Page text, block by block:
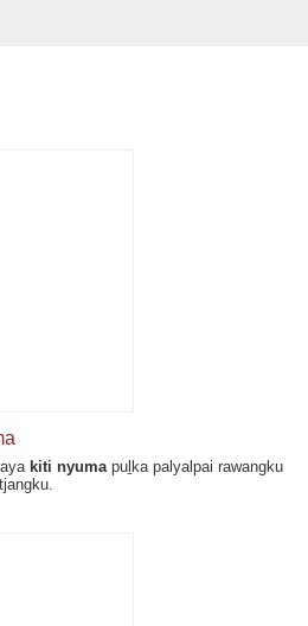
kiti nyumapuḻka palyalpai rawangku